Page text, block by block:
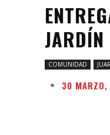
JARDÍN
COMUNIDAD
30